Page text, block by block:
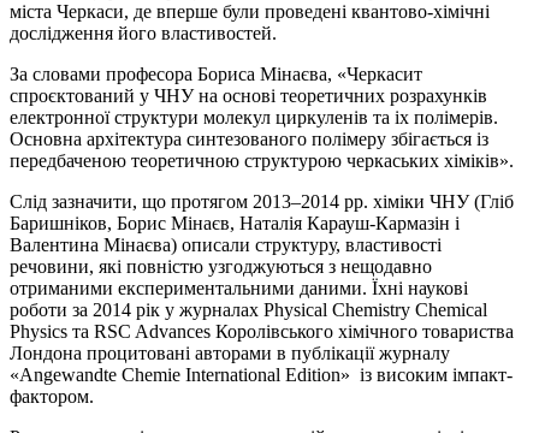
міста Черкаси, де вперше були проведені квантово-хімічні
дослідження його властивостей.
За словами професора Бориса Мінаєва, «Черкасит
спроєктований у ЧНУ на основі теоретичних розрахунків
електронної структури молекул циркуленів та іх полімерів.
Основна архітектура синтезованого полімеру збігається із
передбаченою теоретичною структурою черкаських хіміків».
Слід зазначити, що протягом 2013–2014 рр. хіміки ЧНУ (Гліб
Баришніков, Борис Мінаєв, Наталія Карауш-Кармазін і
Валентина Мінаєва) описали структуру, властивості
речовини, які повністю узгоджуються з нещодавно
отриманими експериментальними даними. Їхні наукові
роботи за 2014 рік у журналах Physical Chemistry Chemical
Physics та RSC Advances Королівського хімічного товариства
Лондона процитовані авторами в публікації журналу
«Angewandte Chemie International Edition» із високим імпакт-
фактором.